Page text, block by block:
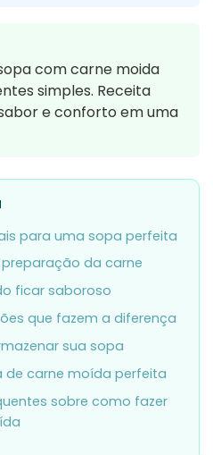
com carne moida
simples. Receita
e conforto em uma
para uma sopa perfeita
da carne
ficar saboroso
que fazem a diferença
sua sopa
de carne moída perfeita
sobre como fazer